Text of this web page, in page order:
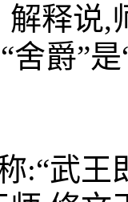
解释说,
舍爵”
武王